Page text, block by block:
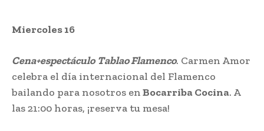
Miercoles 16
Cena+espectáculo Tablao Flamenco. Carmen Amor
celebra el día internacional del Flamenco
bailando para nosotros enBocarriba Cocina. A
las 21:00 horas, ¡reserva tu mesa!